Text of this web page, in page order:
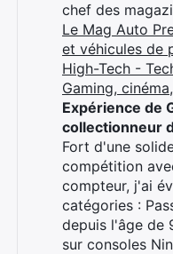
chef des
Le Mag Auto
et véhicules de
High-Tech -
Gaming,
Expérience de
collectionneur
Fort d'une
compétition
compteur, j'ai
catégories :
depuis l'âge de
sur consoles